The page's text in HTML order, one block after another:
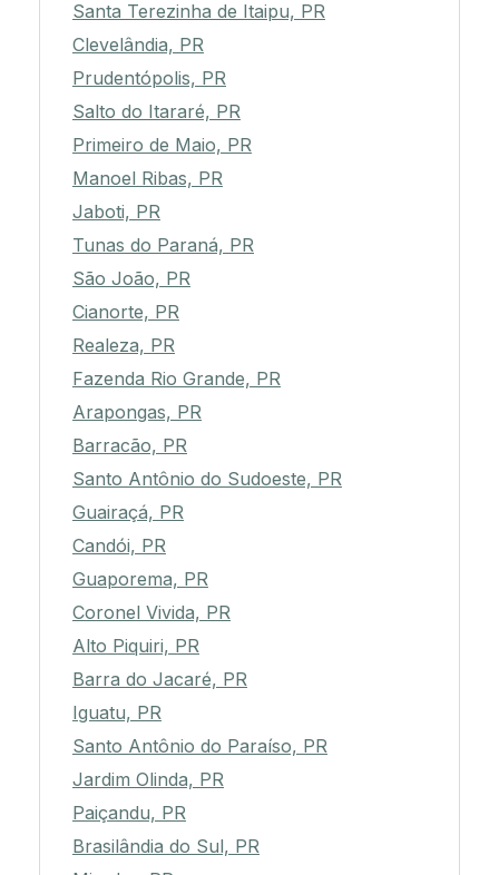
Santa Terezinha de Itaipu, PR
Clevelândia, PR
Prudentópolis, PR
Salto do Itararé, PR
Primeiro de Maio, PR
Manoel Ribas, PR
Jaboti, PR
Tunas do Paraná, PR
São João, PR
Cianorte, PR
Realeza, PR
Fazenda Rio Grande, PR
Arapongas, PR
Barracão, PR
Santo Antônio do Sudoeste, PR
Guairaçá, PR
Candói, PR
Guaporema, PR
Coronel Vivida, PR
Alto Piquiri, PR
Barra do Jacaré, PR
Iguatu, PR
Santo Antônio do Paraíso, PR
Jardim Olinda, PR
Paiçandu, PR
Brasilândia do Sul, PR